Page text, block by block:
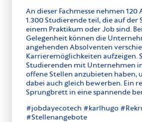
An dieser Fachmesse nehmen 120
1.300 Studierende teil, die auf der
einem Praktikum oder Job sind.
Gelegenheit können die
angehenden Absolventen
Karrieremöglichkeiten aufzeigen.
Studierenden mit Unternehmen
offene Stellen anzubieten haben,
dabei auch gleich bewerben. Ein
Sprungbrett in eine spannende
#jobdayecotech #karlhugo
#Stellenangebote